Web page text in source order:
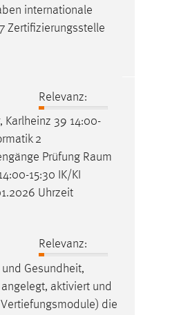
internationale
Zertifizierungsstelle
Relevanz:
Karlheinz 39 14:00-
2
Prüfung Raum
15:30 IK/KI
Uhrzeit
Relevanz:
und Gesundheit,
aktiviert und
die